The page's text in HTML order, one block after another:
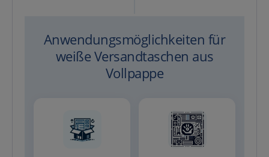
Anwendungsmöglichkeiten für
weiße Versandtaschen aus
Vollpappe